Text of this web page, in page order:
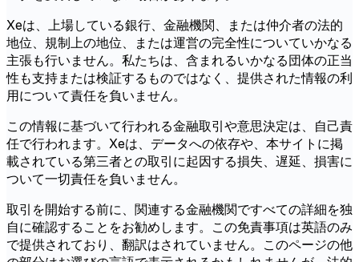
Xeは、上場している銀行、金融機関、または仲介者の法的
地位、規制上の地位、または運営の完全性についていかなる
主張も行いません。私たちは、含まれるいかなる団体の正当
性も支持または検証するものではなく、提供された情報の利
用について責任を負いません。
この情報に基づいて行われる金融取引や意思決定は、自己責
任で行われます。Xeは、データへの依存や、本サイトに掲
載されている第三者との取引に起因する損失、遅延、損害に
ついて一切責任を負いません。
取引を開始する前に、関連する金融機関ですべての詳細を独
自に確認することをお勧めします。この免責事項は英語のみ
で提供されており、翻訳はされていません。このページの他